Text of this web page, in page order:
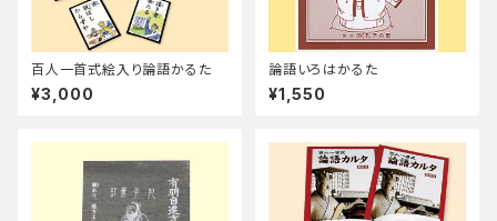
百人一首式絵入り論語かるた
¥3,000
論語いろはかるた
¥1,550